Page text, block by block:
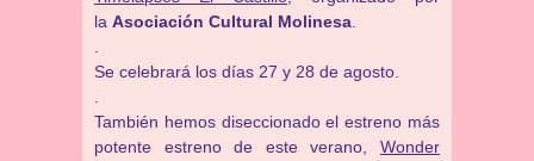
la Asociación Cultural Molinesa
Se celebrará los días 27 y 28 de agosto.
También hemos diseccionado el estreno más
potente estreno de este verano, Wonder